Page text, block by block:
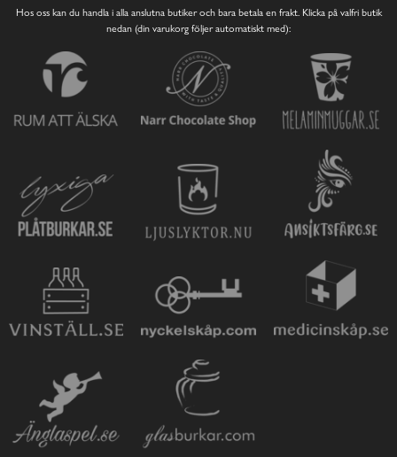
Hos oss kan du handla i alla anslutna butiker och bara betala en frakt. Klicka på valfri butik
nedan (din varukorg följer automatiskt med):